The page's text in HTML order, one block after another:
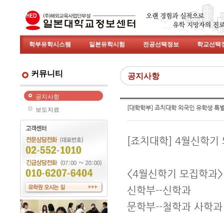
학부유학시스템 일본유학시험 전공선택정보 학교선택
커뮤니티
공지사항
보도자료
공지사항
[대학학부] 죠치대학 외국인 유학생 특
[죠치대학] 4월신학
<4월신학기 모집학과>
신학부--신학과
문학부--철학과 사학